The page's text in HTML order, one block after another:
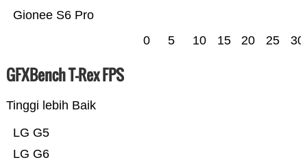
Gionee S6 Pro
0 5 10 15 20 25 30
GFXBench T-Rex FPS
Tinggi lebih Baik
LG G6
LG G5